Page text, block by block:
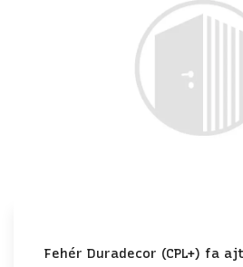
Fehér Duradecor (CPL+) fa